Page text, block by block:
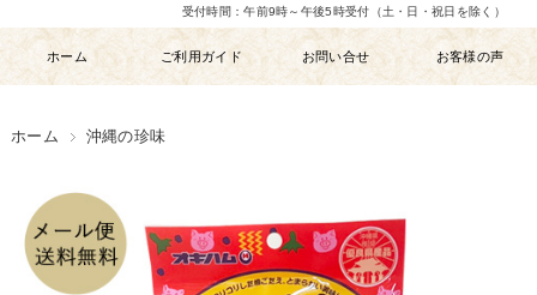
受付時間：午前9時～午後5時受付（土・日・祝日を除く）
ホーム ご利用ガイド お問い合せ お客様の声
ホーム 沖縄の珍味